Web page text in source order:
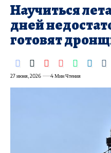
Научиться
дней
готовят
27 июня, 2026 4 Мин Чтения